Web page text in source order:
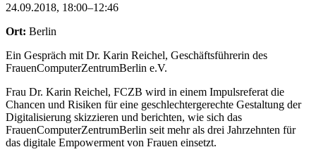
24.09.2018, 18:00–12:46
Ort: Berlin
Ein Gespräch mit Dr. Karin Reichel, Geschäftsführerin des
FrauenComputerZentrumBerlin e.V.
Frau Dr. Karin Reichel, FCZB wird in einem Impulsreferat die
Chancen und Risiken für eine geschlechtergerechte Gestaltung der
Digitalisierung skizzieren und berichten, wie sich das
FrauenComputerZentrumBerlin seit mehr als drei Jahrzehnten für
das digitale Empowerment von Frauen einsetzt.